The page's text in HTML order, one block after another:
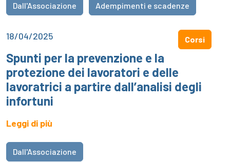
Dall'Associazione Adempimenti e scadenze
18/04/2025 Corsi
Spunti per la prevenzione e la
protezione dei lavoratori e delle
lavoratrici a partire dall’analisi degli
infortuni
Leggi di più
Dall'Associazione